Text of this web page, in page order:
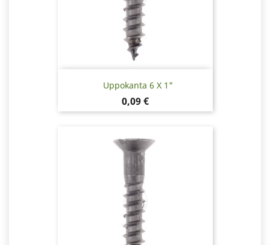
Uppokanta 6 X 1"
Hinta
0,09 €